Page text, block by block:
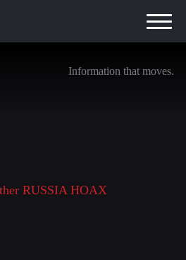
Information that moves.
RUSSIA HOAX